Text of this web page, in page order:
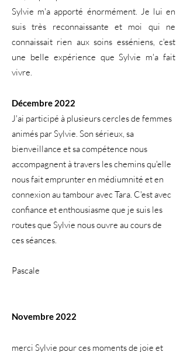
Sylvie m'a apporté énormément. Je lui en
suis très reconnaissante et moi qui ne
connaissait rien aux soins esséniens, c'est
une belle expérience que Sylvie m'a fait
vivre.
Décembre 2022
J'ai participé à plusieurs cercles de femmes
animés par Sylvie. Son sérieux, sa
bienveillance et sa compétence nous
accompagnent à travers les chemins qu'elle
nous fait emprunter en médiumnité et en
connexion au tambour avec Tara. C'est avec
confiance et enthousiasme que je suis les
routes que Sylvie nous ouvre au cours de
ces séances.
Pascale
Novembre 2022
merci Sylvie pour ces moments de joie et